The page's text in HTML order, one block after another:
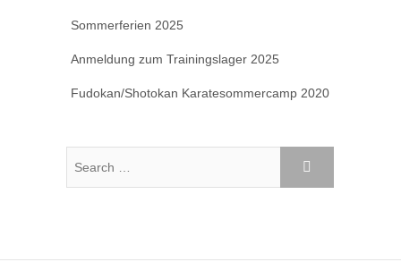
Sommerferien 2025
Anmeldung zum Trainingslager 2025
Fudokan/Shotokan Karatesommercamp 2020